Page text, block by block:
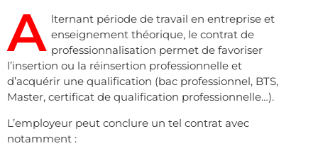
A lternant période de travail en entreprise et
enseignement théorique, le contrat de
professionnalisation permet de favoriser
l’insertion ou la réinsertion professionnelle et
d’acquérir une qualification (bac professionnel, BTS,
Master, certificat de qualification professionnelle…).
L’employeur peut conclure un tel contrat avec
notamment :